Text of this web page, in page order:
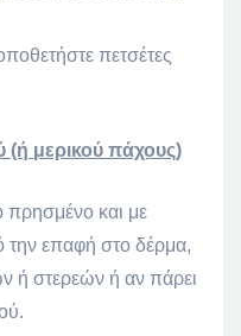
πετσέτες
(ή μερικού πάχους)
πρησμένο και με
την επαφή στο δέρμα,
ή στερεών ή αν πάρει